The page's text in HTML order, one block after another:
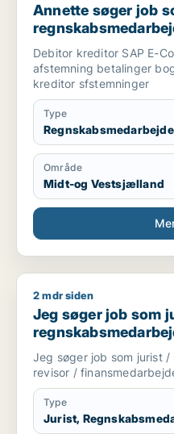
Annette søger job
Debitor kreditor SAP E-
afstemning betalinger
kreditor sfstemninger
Type
Område
Midt-og Vestsjælland
Jeg søger job som jurist
2 mdr siden
Jeg søger job som
finansmedarbejder
medarbejder
Jeg søger job som jurist
revisor /
Type
Jurist,